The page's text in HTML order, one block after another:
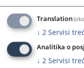
Sve zamolbe za
uredu broj 211, tj.
Translation
↓ 2 Servisi
Analitika o
↓ 2 Servisi